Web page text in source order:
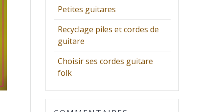
Petites guitares
Recyclage piles et cordes de
guitare
Choisir ses cordes guitare
folk